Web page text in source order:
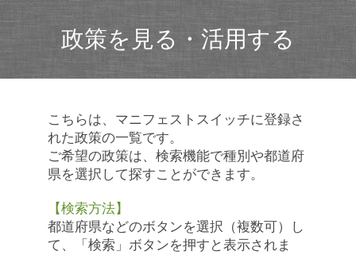
政策を見る・活用する
こちらは、マニフェストスイッチに登録さ
れた政策の一覧です。
ご希望の政策は、検索機能で種別や都道府
県を選択して探すことができます。
【検索方法】
都道府県などのボタンを選択（複数可）し
て、「検索」ボタンを押すと表示されま